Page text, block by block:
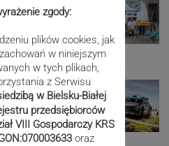
na naszych
zgody:
plików cookies, jak
w niniejszym
w tych plikach,
z Serwisu
w Bielsku-Białej
przedsiębiorców
VIII Gospodarczy KRS
oraz